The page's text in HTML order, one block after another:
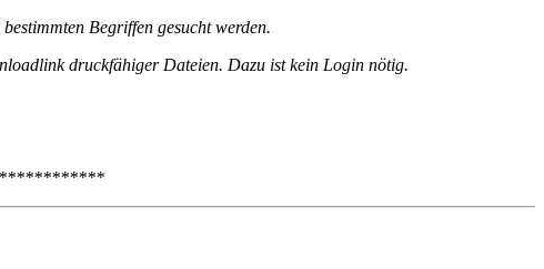
Begriffen gesucht werden.
druckfähiger Dateien. Dazu ist kein Login nötig.